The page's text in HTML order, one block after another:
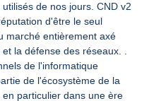
utilisés de nos jours. CND v2
d'être le seul
marché entièrement axé
la défense des réseaux. .
de l'informatique
de l'écosystème de la
particulier dans une ère